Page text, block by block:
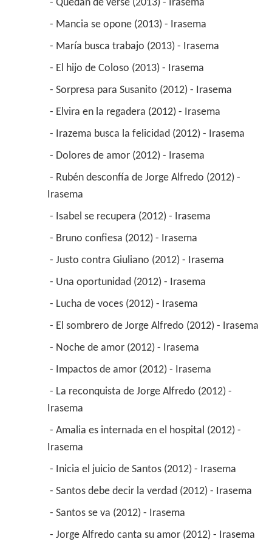
- Quedan de verse (2013) - Irasema
- Mancia se opone (2013) - Irasema
- María busca trabajo (2013) - Irasema
- El hijo de Coloso (2013) - Irasema
- Sorpresa para Susanito (2012) - Irasema
- Elvira en la regadera (2012) - Irasema
- Irazema busca la felicidad (2012) - Irasema
- Dolores de amor (2012) - Irasema
Irasema
- Isabel se recupera (2012) - Irasema
- Bruno confiesa (2012) - Irasema
- Justo contra Giuliano (2012) - Irasema
- Una oportunidad (2012) - Irasema
- Lucha de voces (2012) - Irasema
- El sombrero de Jorge Alfredo (2012) - Irasema
- Noche de amor (2012) - Irasema
- Impactos de amor (2012) - Irasema
Irasema
Irasema
- Inicia el juicio de Santos (2012) - Irasema
- Santos debe decir la verdad (2012) - Irasema
- Santos se va (2012) - Irasema
- Jorge Alfredo canta su amor (2012) - Irasema